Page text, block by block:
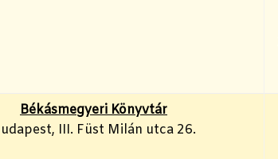
Békásmegyeri Könyvtár
III. Füst Milán utca 26.